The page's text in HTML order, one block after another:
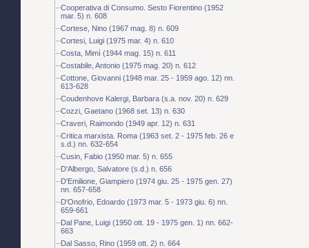
Cooperativa di Consumo. Sesto Fiorentino (1952
mar. 5) n. 608
Cortese, Nino (1967 mag. 8) n. 609
Cortesi, Luigi (1975 mar. 4) n. 610
Costa, Mimì (1944 mag. 15) n. 611
Costabile, Antonio (1975 mag. 20) n. 612
Cottone, Giovanni (1948 mar. 25 - 1959 ago. 12) nn.
613-628
Coudenhove Kalergi, Barbara (s.a. nov. 20) n. 629
Cozzi, Gaetano (1968 set. 13) n. 630
Craveri, Raimondo (1949 apr. 12) n. 631
Critica marxista. Roma (1963 set. 2 - 1975 feb. 26 e
s.d.) nn. 632-654
Cusin, Fabio (1950 mar. 5) n. 655
D'Albergo, Salvatore (s.d.) n. 656
D'Emilione, Giampiero (1974 giu. 25 - 1975 gen. 27)
nn. 657-658
D'Onofrio, Edoardo (1973 mar. 5 - 1973 giu. 6) nn.
659-661
Dal Pane, Luigi (1950 ott. 19 - 1975 gen. 1) nn. 662-
663
Dal Sasso, Rino (1959 ott. 2) n. 664